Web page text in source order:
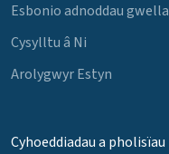
Esbonio adnoddau gwella
Cysylltu â Ni
Arolygwyr Estyn
Cyhoeddiadau a pholisïau